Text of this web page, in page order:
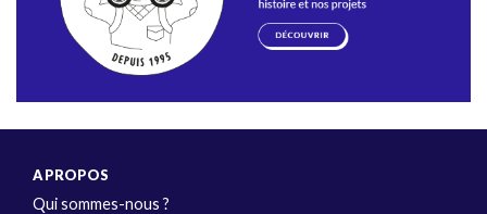
A PROPOS
Qui sommes-nous ?